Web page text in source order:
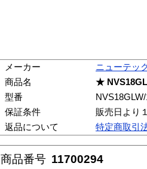
メーカー
ニューテッ
商品名
★
型番
保証条件
販売日より
返品について
特定商取引
商品番号 11700294